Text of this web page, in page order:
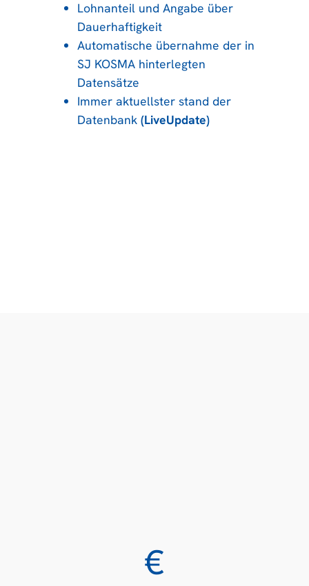
Lohnanteil und Angabe über
Dauerhaftigkeit
Automatische übernahme der in
SJ KOSMA hinterlegten
Datensätze
Immer aktuellster stand der
Datenbank (LiveUpdate)
€